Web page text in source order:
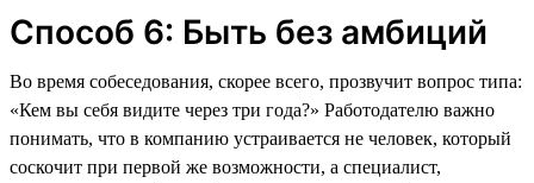
Способ 6: Быть без амбиций
Во время собеседования, скорее всего, прозвучит вопрос типа:
«Кем вы себя видите через три года?» Работодателю важно
понимать, что в компанию устраивается не человек, который
соскочит при первой же возможности, а специалист,